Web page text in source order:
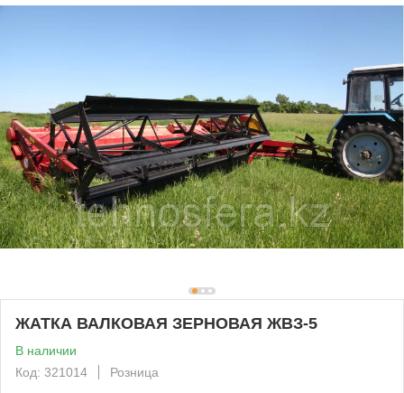
ЖАТКА ВАЛКОВАЯ ЗЕРНОВАЯ ЖВЗ-5
В наличии
Код: 321014
Розница